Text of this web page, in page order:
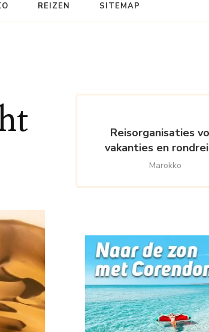
REIZEN SITEMAP
Reisorganisaties
vakanties en
Marokko